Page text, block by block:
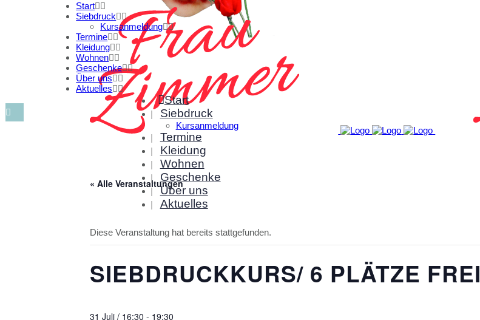
Start
Siebdruck
Kursanmeldung
Termine
Kleidung
Wohnen
Geschenke
Über uns
Aktuelles
Start
Siebdruck
Kursanmeldung
Termine
Kleidung
Wohnen
Geschenke
Über uns
Aktuelles
« Alle Veranstaltungen
Diese Veranstaltung hat bereits stattgefunden.
SIEBDRUCKKURS/ 6 PLÄTZE FREI
31 Juli / 16:30 - 19:30